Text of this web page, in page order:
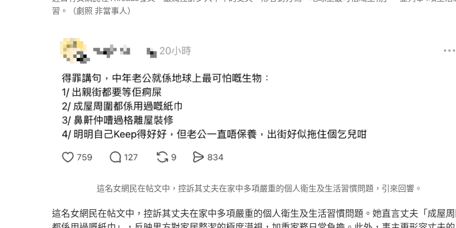
習。（劇照 非當事人）
這名女網民在帖文中，控訴其丈夫在家中多項嚴重的個人衛生及生活習慣問題，引來回響。
這名女網民在帖文中，控訴其丈夫在家中多項嚴重的個人衛生及生活習慣問題。她直言丈夫「成屋